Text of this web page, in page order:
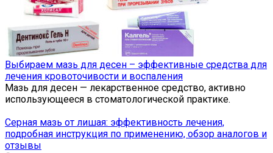
Выбираем мазь для десен – эффективные средства для
лечения кровоточивости и воспаления
Мазь для десен — лекарственное средство, активно
использующееся в стоматологической практике.
Серная мазь от лишая: эффективность лечения,
подробная инструкция по применению, обзор аналогов и
отзывы